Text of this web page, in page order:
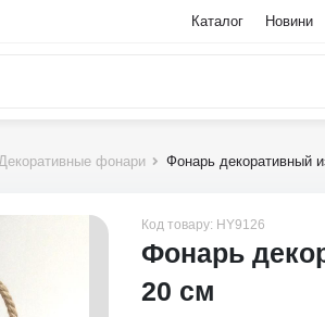
Каталог Новини
фонари Фонарь декоративный
Код товару: HY9126
Фонарь
20 см